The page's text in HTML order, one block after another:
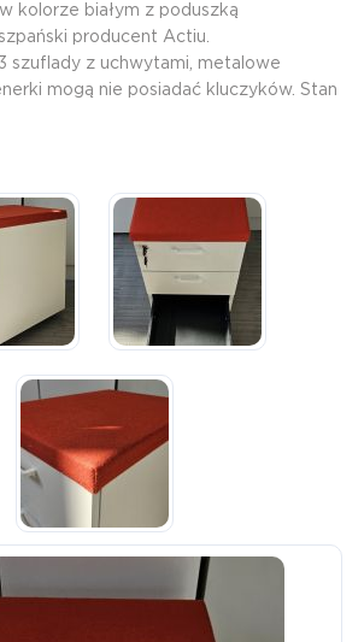
kolorze białym z poduszką
producent Actiu.
szuflady z uchwytami, metalowe
mogą nie posiadać kluczyków. Stan